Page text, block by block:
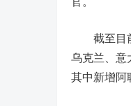
截至目前
乌克兰、意
其中新增阿